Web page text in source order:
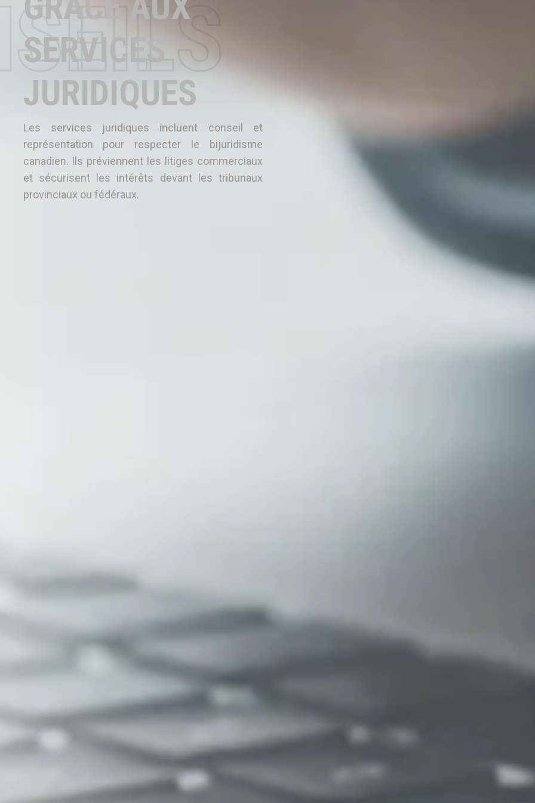
SERVICES
JURIDIQUES
Les services juridiques incluent conseil et
représentation pour respecter le bijuridisme
canadien. Ils préviennent les litiges commerciaux
et sécurisent les intérêts devant les tribunaux
provinciaux ou fédéraux.